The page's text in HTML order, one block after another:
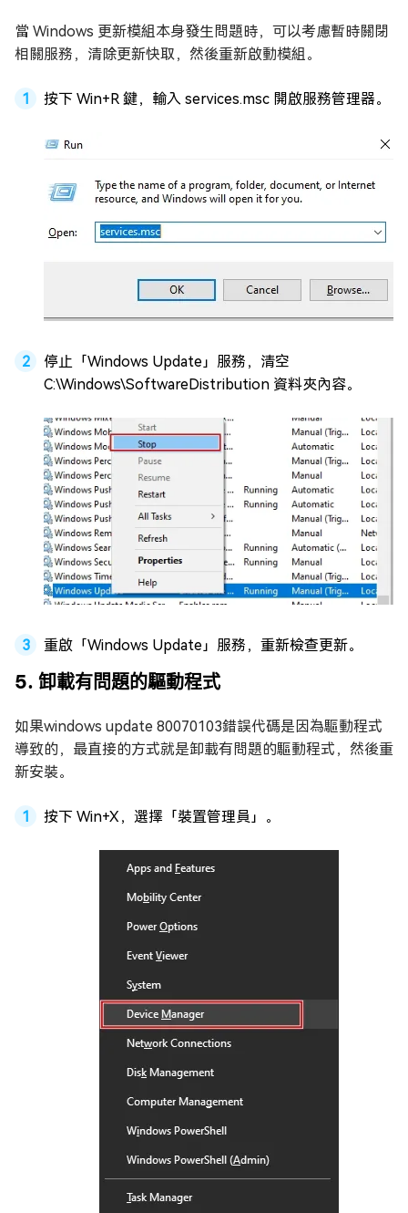
當 Windows 更新模組本身發生問題時，可以考慮暫時關閉
相關服務，清除更新快取，然後重新啟動模組。
按下 Win+R 鍵，輸入 services.msc 開啟服務管理器。
停止「Windows Update」服務，清空
C:\Windows\SoftwareDistribution 資料夾內容。
重啟「Windows Update」服務，重新檢查更新。
5. 卸載有問題的驅動程式
如果windows update 80070103錯誤代碼是因為驅動程式
導致的，最直接的方式就是卸載有問題的驅動程式，然後重
新安裝。
按下 Win+X，選擇「裝置管理員」。